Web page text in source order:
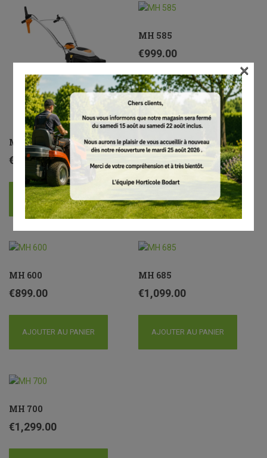
MH 560
€ 949.00
AJOUTER AU PANIER
MH 585
€999.00
AJOUTER AU PANIER
MH 600
€899.00
AJOUTER AU PANIER
MH 685
€1,099.00
AJOUTER AU PANIER
MH 700
€1,299.00
×